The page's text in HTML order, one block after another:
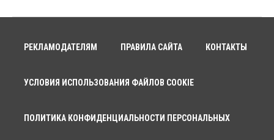
РЕКЛАМОДАТЕЛЯМ ПРАВИЛА САЙТА КОНТАКТЫ
УСЛОВИЯ ИСПОЛЬЗОВАНИЯ ФАЙЛОВ COOKIE
ПОЛИТИКА КОНФИДЕНЦИАЛЬНОСТИ ПЕРСОНАЛЬНЫХ